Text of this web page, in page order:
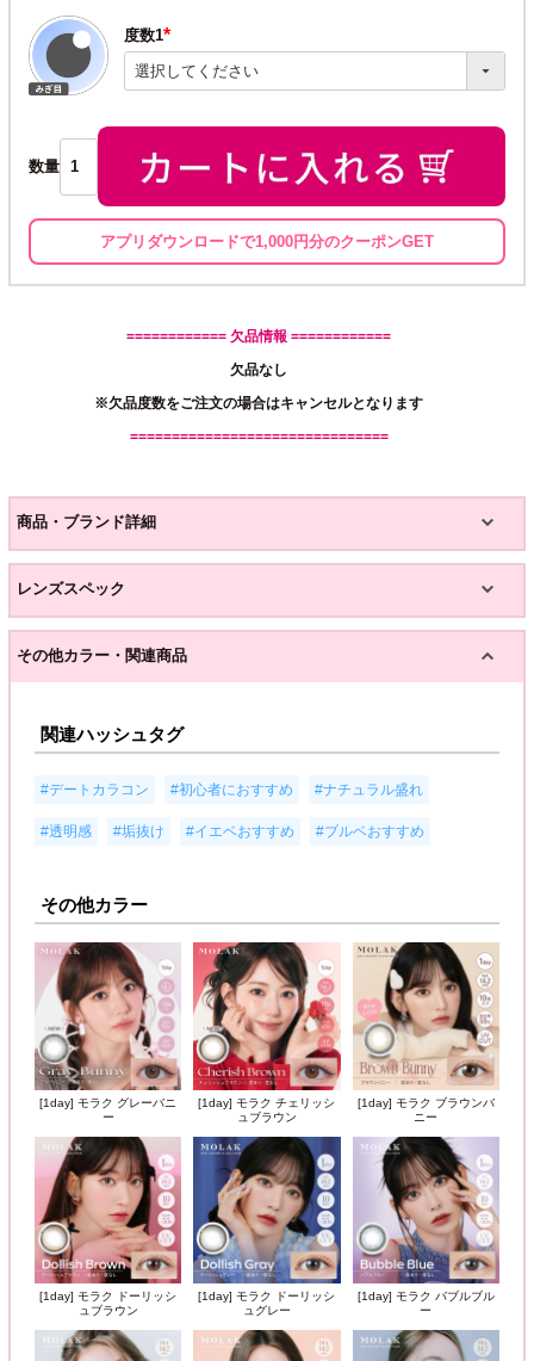
度数1
(必
須)
数量
アプリダウンロードで1,000円分のクーポンGET
============ 欠品情報 ============
欠品なし
※欠品度数をご注文の場合はキャンセルとなります
===============================
商品・ブランド詳細
レンズスペック
その他カラー・関連商品
関連ハッシュタグ
#デートカラコン #初心者におすすめ #ナチュラル盛れ
#透明感 #垢抜け #イエベおすすめ #ブルベおすすめ
その他カラー
[1day] モラク グレーバニ
ー
[1day] モラク チェリッシ
ュブラウン
[1day] モラク ブラウンバ
ニー
[1day] モラク ドーリッシ
ュブラウン
[1day] モラク ドーリッシ
ュグレー
[1day] モラク バブルブル
ー